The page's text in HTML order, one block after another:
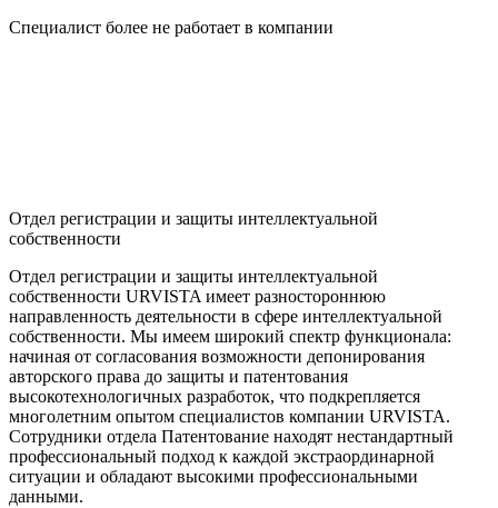
Специалист более не работает в компании
Отдел регистрации и защиты интеллектуальной
собственности
Отдел регистрации и защиты интеллектуальной
собственности URVISTA имеет разностороннюю
направленность деятельности в сфере интеллектуальной
собственности. Мы имеем широкий спектр функционала:
начиная от согласования возможности депонирования
авторского права до защиты и патентования
высокотехнологичных разработок, что подкрепляется
многолетним опытом специалистов компании URVISTA.
Сотрудники отдела Патентование находят нестандартный
профессиональный подход к каждой экстраординарной
ситуации и обладают высокими профессиональными
данными.